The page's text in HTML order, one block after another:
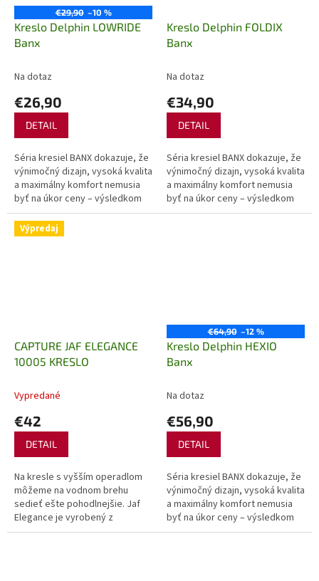
€29,90 –10 %
Kreslo Delphin LOWRIDE
Banx
Na dotaz
€26,90
DETAIL
Séria kresiel BANX dokazuje, že
výnimočný dizajn, vysoká kvalita
a maximálny komfort nemusia
byť na úkor ceny – výsledkom
sú kreslá s prijateľnou
obstarávajúcou cenou, ktoré...
Kreslo Delphin FOLDIX
Banx
Na dotaz
€34,90
DETAIL
Séria kresiel BANX dokazuje, že
výnimočný dizajn, vysoká kvalita
a maximálny komfort nemusia
byť na úkor ceny – výsledkom
sú kreslá s prijateľnou
Výpredaj
CAPTURE JAF ELEGANCE
10005 KRESLO
Vypredané
€42
DETAIL
Na kresle s vyšším operadlom
môžeme na vodnom brehu
sedieť ešte pohodlnejšie. Jaf
Elegance je vyrobený z
vodoodolného a trvácneho
€64,90 –12 %
Kreslo Delphin HEXIO
Banx
Na dotaz
€56,90
DETAIL
Séria kresiel BANX dokazuje, že
výnimočný dizajn, vysoká kvalita
a maximálny komfort nemusia
byť na úkor ceny – výsledkom
sú kreslá s prijateľnou